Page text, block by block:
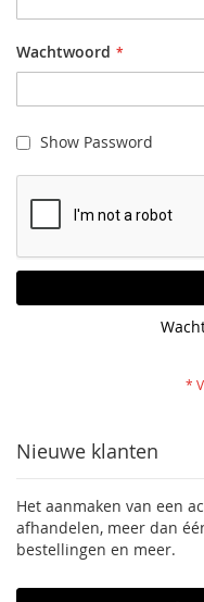
Wachtwoord
Show Password
Nieuwe klanten
Het aanmaken van een
afhandelen, meer dan
bestellingen en meer.